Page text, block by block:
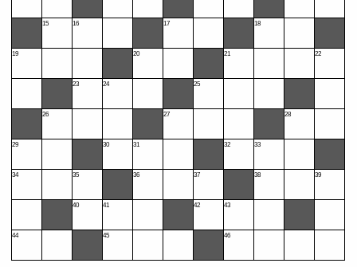
15 16 17 18
19 20 21 22
23 24 25
26 27 28
29 30 31 32 33
34 35 36 37 38 39
40 41 42 43
44 45 46